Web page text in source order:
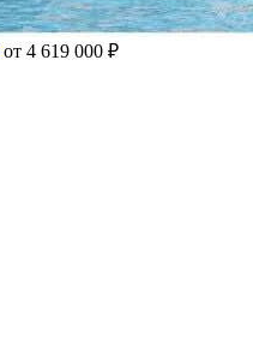
от 4 619 000 ₽